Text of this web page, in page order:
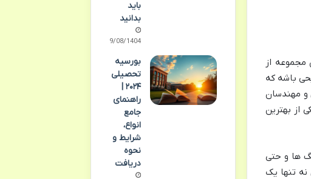
مجموعه از
باشه که
و مهندسان
از بهترین
ها و حتی
تنها یک
باید
بدانید
09/08/1404
بورسیه
تحصیلی
۲۰۲۴ |
راهنمای
جامع
انواع،
شرایط و
نحوه
دریافت